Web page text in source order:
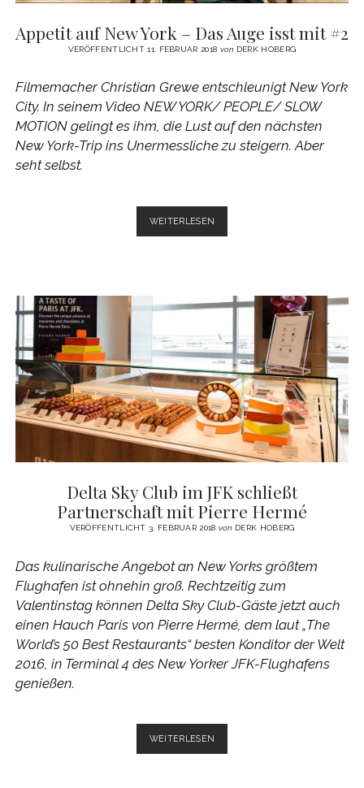
Appetit auf New York – Das Auge isst mit #2
VERÖFFENTLICHT 11. FEBRUAR 2018 von DERK HOBERG
Filmemacher Christian Grewe entschleunigt New York
City. In seinem Video NEW YORK/ PEOPLE/ SLOW
MOTION gelingt es ihm, die Lust auf den nächsten
New York-Trip ins Unermessliche zu steigern. Aber
seht selbst.
WEITERLESEN
AUF
MIT
#2
Delta Sky Club im JFK schließt
Partnerschaft mit Pierre Hermé
VERÖFFENTLICHT 3. FEBRUAR 2018 von DERK HOBERG
Das kulinarische Angebot an New Yorks größtem
Flughafen ist ohnehin groß. Rechtzeitig zum
Valentinstag können Delta Sky Club-Gäste jetzt auch
einen Hauch Paris von Pierre Hermé, dem laut „The
World’s 50 Best Restaurants“ besten Konditor der Welt
2016, in Terminal 4 des New Yorker JFK-Flughafens
genießen.
WEITERLESEN
SKY